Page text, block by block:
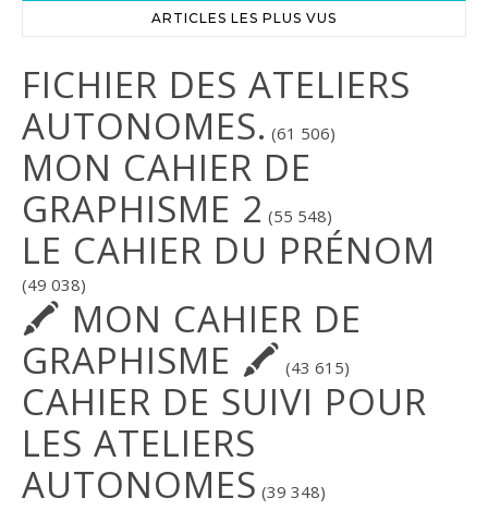
ARTICLES LES PLUS VUS
FICHIER DES ATELIERS
AUTONOMES. (61 506)
MON CAHIER DE
GRAPHISME 2 (55 548)
LE CAHIER DU PRÉNOM
(49 038)
🖍 MON CAHIER DE
GRAPHISME 🖍 (43 615)
CAHIER DE SUIVI POUR
LES ATELIERS
AUTONOMES (39 348)